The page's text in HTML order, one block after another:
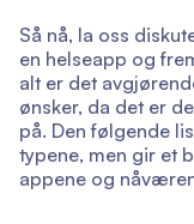
Så nå, la oss
en helseapp og
alt er det
ønsker, da det er
på. Den følgende
typene, men gir et
appene og